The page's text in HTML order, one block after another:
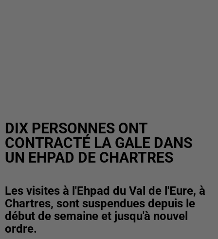
DIX PERSONNES ONT
CONTRACTÉ LA GALE DANS
UN EHPAD DE CHARTRES
Les visites à l'Ehpad du Val de l'Eure, à
Chartres, sont suspendues depuis le
début de semaine et jusqu'à nouvel
ordre.